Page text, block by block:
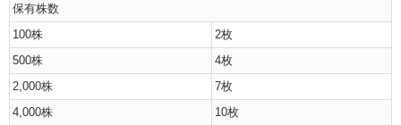
保有株数
100株
2枚
500株
4枚
2,000株
7枚
4,000株
10枚